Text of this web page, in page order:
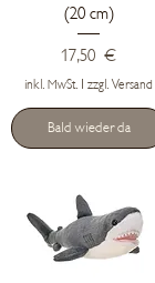
(20 cm)
Preis
17,50 €
inkl. MwSt. | zzgl. Versand
Bald wieder da